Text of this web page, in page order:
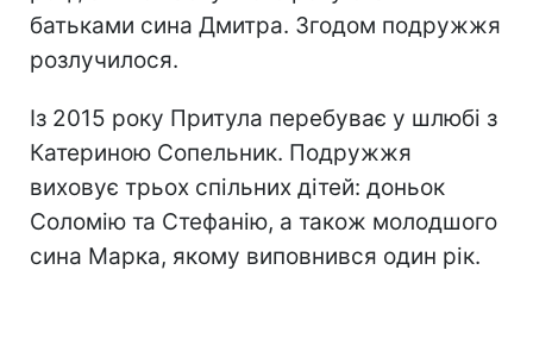
батьками сина Дмитра. Згодом подружжя
розлучилося.
Із 2015 року Притула перебуває у шлюбі з
Катериною Сопельник. Подружжя
виховує трьох спільних дітей: доньок
Соломію та Стефанію, а також молодшого
сина Марка, якому виповнився один рік.